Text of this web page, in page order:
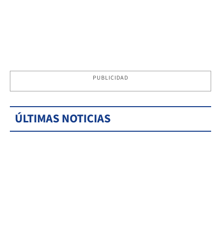
PUBLICIDAD
ÚLTIMAS NOTICIAS